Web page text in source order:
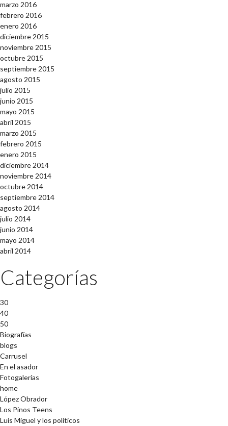
marzo 2016
febrero 2016
enero 2016
diciembre 2015
noviembre 2015
octubre 2015
septiembre 2015
agosto 2015
julio 2015
junio 2015
mayo 2015
abril 2015
marzo 2015
febrero 2015
enero 2015
diciembre 2014
noviembre 2014
octubre 2014
septiembre 2014
agosto 2014
julio 2014
junio 2014
mayo 2014
abril 2014
Categorías
30
40
50
Biografías
blogs
Carrusel
En el asador
Fotogalerías
home
López Obrador
Los Pinos Teens
Luis Miguel y los políticos